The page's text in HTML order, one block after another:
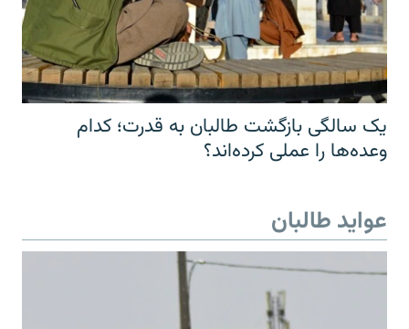
یک سالگی بازگشت طالبان به قدرت؛ کدام
وعده‌ها را عملی کرده‌اند؟
عواید طالبان